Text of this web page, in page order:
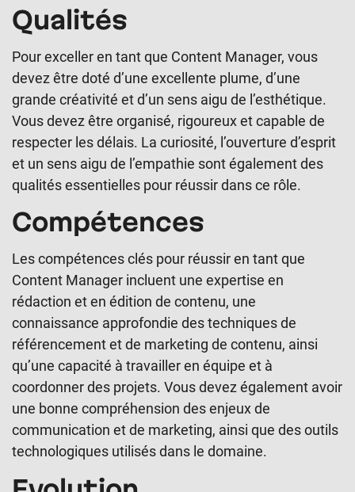
Qualités
Pour exceller en tant que Content Manager, vous
devez être doté d’une excellente plume, d’une
grande créativité et d’un sens aigu de l’esthétique.
Vous devez être organisé, rigoureux et capable de
respecter les délais. La curiosité, l’ouverture d’esprit
et un sens aigu de l’empathie sont également des
qualités essentielles pour réussir dans ce rôle.
Compétences
Les compétences clés pour réussir en tant que
Content Manager incluent une expertise en
rédaction et en édition de contenu, une
connaissance approfondie des techniques de
référencement et de marketing de contenu, ainsi
qu’une capacité à travailler en équipe et à
coordonner des projets. Vous devez également avoir
une bonne compréhension des enjeux de
communication et de marketing, ainsi que des outils
technologiques utilisés dans le domaine.